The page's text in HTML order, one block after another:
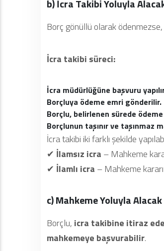
b) İcra Takibi Yoluyla
Borç gönüllü olarak ödenmezse,
İcra takibi süreci:
İcra müdürlüğüne başvuru
Borçluya ödeme emri gönderilir.
Borçlu, belirlenen sürede
Borçlunun taşınır ve taşınmaz
İcra takibi iki farklı şekilde
✔ İlamsız icra – Mahkeme
✔ İlamlı icra – Mahkeme
c) Mahkeme Yoluyla
Borçlu, icra takibine itiraz
mahkemeye başvurabilir.